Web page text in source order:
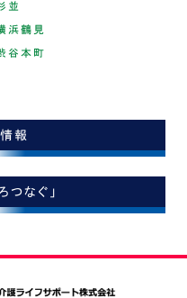
並
浜鶴見
谷本町
報
つなぐ」